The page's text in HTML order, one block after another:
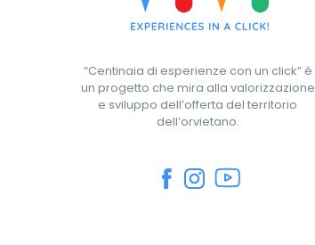
“Centinaia di esperienze con un click” è
un progetto che mira alla valorizzazione
e sviluppo dell’offerta del territorio
dell’orvietano.